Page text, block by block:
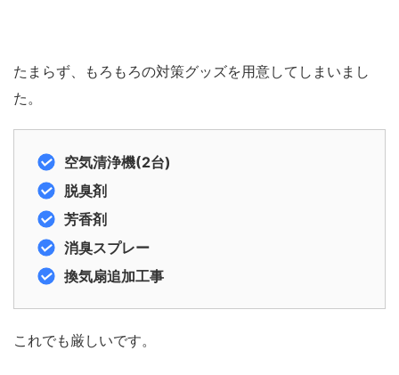
たまらず、もろもろの対策グッズを用意してしまいまし
た。
空気清浄機(2台)
脱臭剤
芳香剤
消臭スプレー
換気扇追加工事
これでも厳しいです。